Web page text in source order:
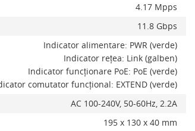
4.17 Mpps
11.8 Gbps
Indicator alimentare: PWR (verde)
Indicator rețea: Link (galben)
Indicator funcționare PoE: PoE (verde)
comutator funcțional: EXTEND (verde)
AC 100-240V, 50-60Hz, 2.2A
195 x 130 x 40 mm